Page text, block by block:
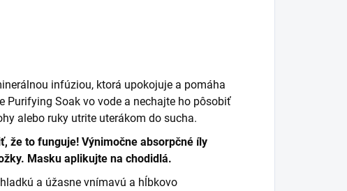
infúziou, ktorá upokojuje a pomáha
Purifying Soak vo vode a nechajte ho pôsobiť
alebo ruky utrite uterákom do sucha.
že to funguje! Výnimočne absorpčné íly
Masku aplikujte na chodidlá.
a úžasne vnímavú a hĺbkovo